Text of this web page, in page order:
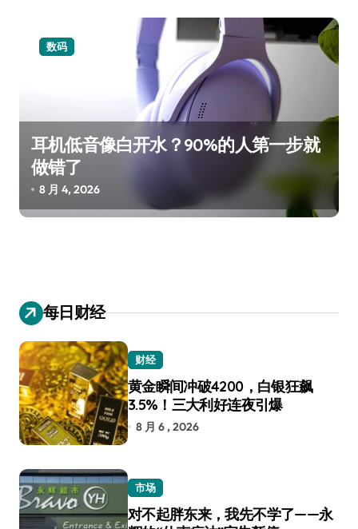
数码
耳机低音像白开水？90%的人第一步就
做错了
8 月 4, 2026
每日财经
财经
黄金瞬间冲破4200，白银狂飙
3.5%！三大利好连夜引爆
8 月 6 , 2026
市场
对不起胖东来，我先不学了——永